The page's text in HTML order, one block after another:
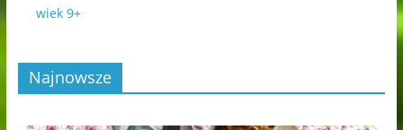
wiek 9+
Najnowsze